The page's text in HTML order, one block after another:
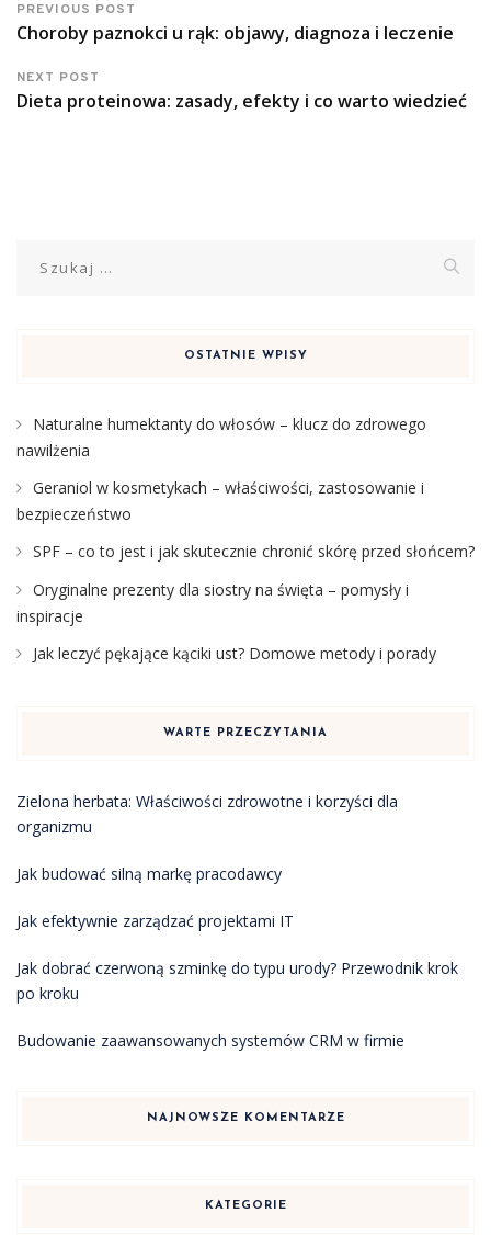
PREVIOUS POST
Choroby paznokci u rąk: objawy, diagnoza i leczenie
NEXT POST
Dieta proteinowa: zasady, efekty i co warto wiedzieć
OSTATNIE WPISY
Naturalne humektanty do włosów – klucz do zdrowego
nawilżenia
Geraniol w kosmetykach – właściwości, zastosowanie i
bezpieczeństwo
SPF – co to jest i jak skutecznie chronić skórę przed słońcem?
Oryginalne prezenty dla siostry na święta – pomysły i
inspiracje
Jak leczyć pękające kąciki ust? Domowe metody i porady
WARTE PRZECZYTANIA
Zielona herbata: Właściwości zdrowotne i korzyści dla
organizmu
Jak budować silną markę pracodawcy
Jak efektywnie zarządzać projektami IT
Jak dobrać czerwoną szminkę do typu urody? Przewodnik krok
po kroku
Budowanie zaawansowanych systemów CRM w firmie
NAJNOWSZE KOMENTARZE
KATEGORIE